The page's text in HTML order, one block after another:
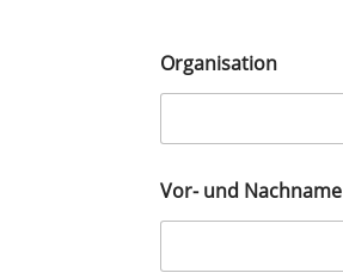
Organisation
Vor- und